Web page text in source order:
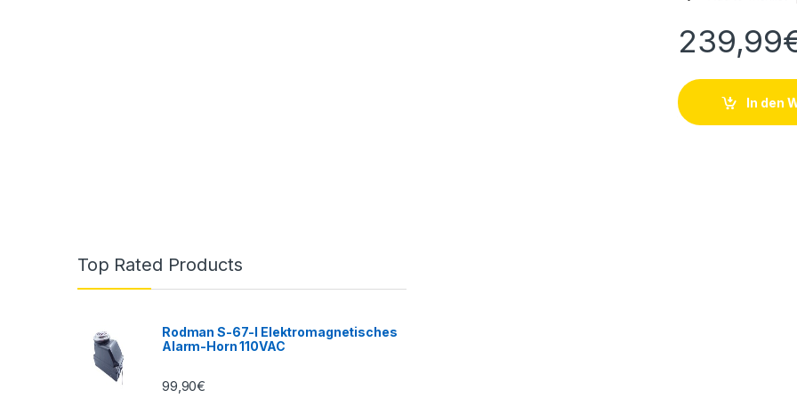
239,99
In den
Top Rated Products
Rodman S-67-I Elektromagnetisches
Alarm-Horn 110VAC
99,90€